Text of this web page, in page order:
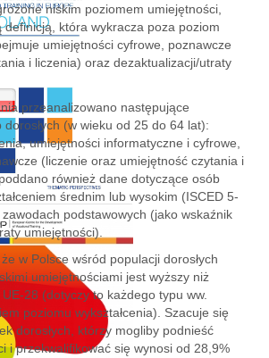
niskim poziomem umiejętności,
definicją, która wykracza poza poziom
umiejętności cyfrowe, poznawcze
i liczenia) oraz dezaktualizacji/utraty
przeanalizowano następujące
(w wieku od 25 do 64 lat):
umiejętności informatyczne i cyfrowe,
(liczenie oraz umiejętność czytania i
również dane dotyczące osób
średnim lub wysokim (ISCED 5-
podstawowych (jako wskaźnik
umiejętności).
w Polsce wśród populacji dorosłych
umiejętnościami jest wyższy niż
28 (dotyczy to każdego typu ww.
poziomu wykształcenia). Szacuje się
dorosłych, którzy mogliby podnieść
i przekwalifikować się wynosi od 28,9%